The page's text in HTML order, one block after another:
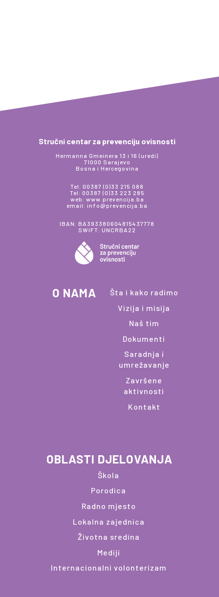
Stručni centar za prevenciju ovisnosti
Hermanna Gmeinera 13 i 16 (uredi)
71000 Sarajevo
Bosna i Hercegovina
Tel: 00387 (0)33 215 088
Tel: 00387 (0)33 223 285
web: www.prevencija.ba
email: info@prevencija.ba
IBAN: BA393380604815437778
SWIFT: UNCRBA22
O NAMA
Šta i kako radimo
Vizija i misija
Naš tim
Dokumenti
Saradnja i
umrežavanje
Završene
aktivnosti
Kontakt
OBLASTI DJELOVANJA
Škola
Porodica
Radno mjesto
Lokalna zajednica
Životna sredina
Mediji
Internacionalni volonterizam